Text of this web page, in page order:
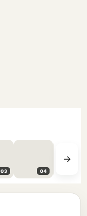
03 04